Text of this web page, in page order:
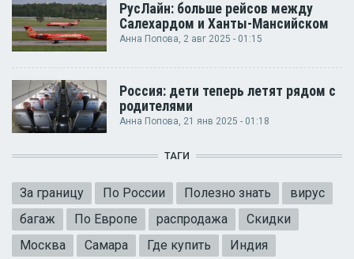
РусЛайн: больше рейсов между
Салехардом и Ханты-Мансийском
Анна Попова, 2 авг 2025 - 01:15
Россия: дети теперь летят рядом с
родителями
Анна Попова , 21 янв 2025 - 01:18
ТАГИ
За границу По России Полезно знать
вирус
багаж
По Европе распродажа
Скидки
Москва
Самара Где купить
Индия